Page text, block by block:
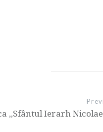
„Sfântul Ierarh